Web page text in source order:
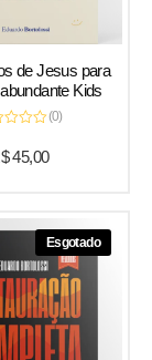
de Jesus para
Kids
(0)
45,00
Esgotado